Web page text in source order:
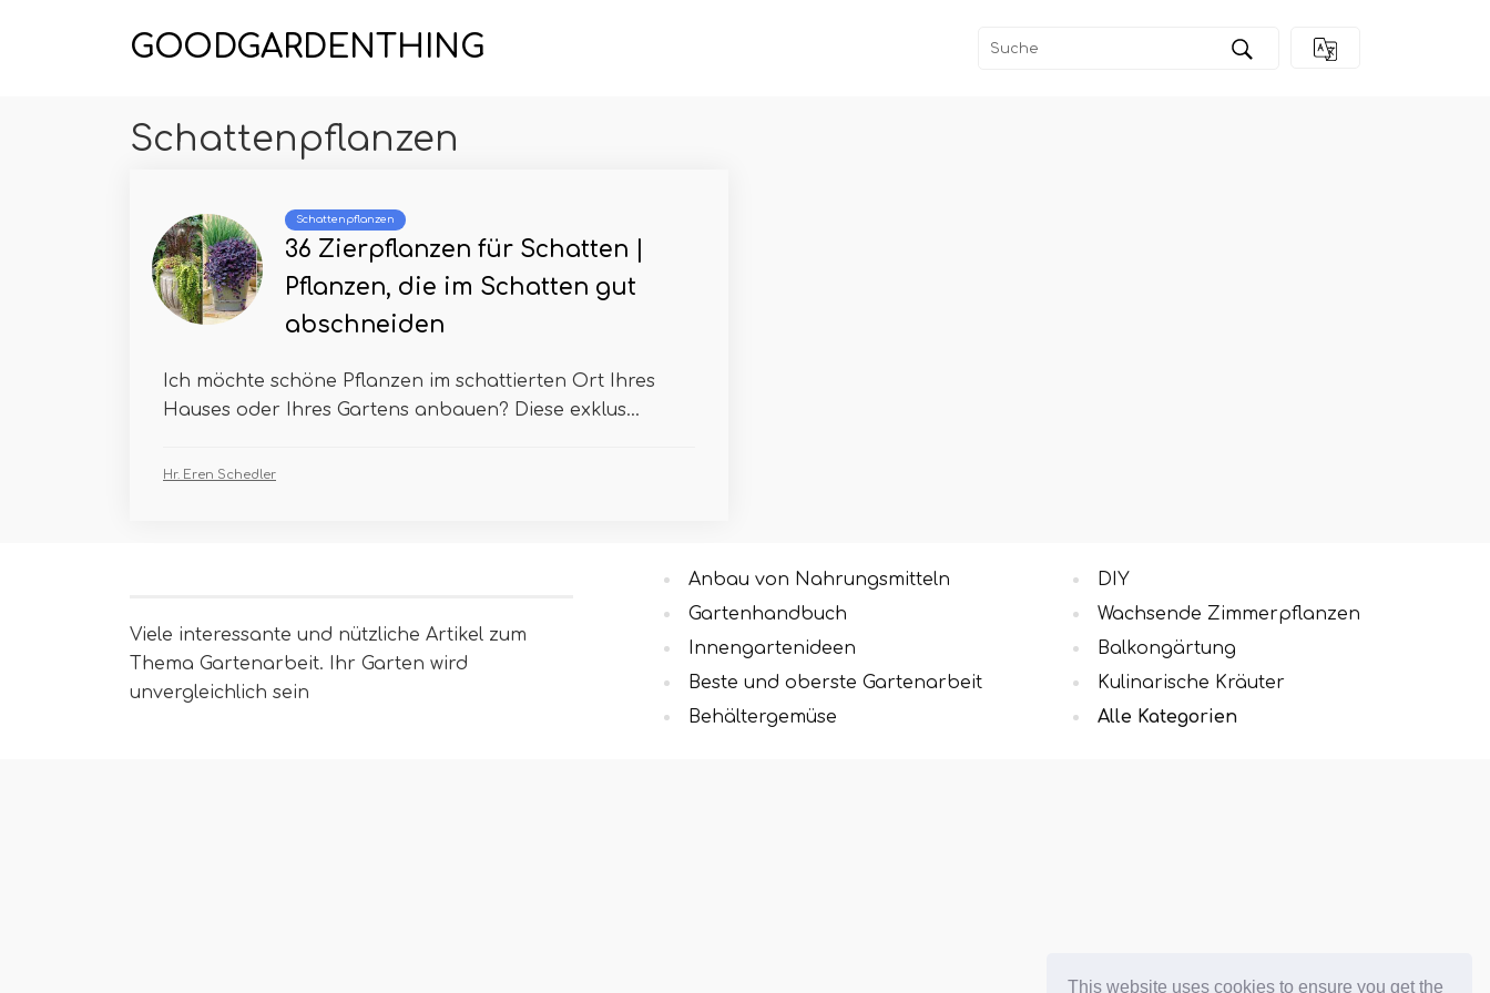
This website uses cookies to ensure you get the
GOODGARDENTHING
Schattenpflanzen
Schattenpflanzen
36 Zierpflanzen für Schatten |
Pflanzen, die im Schatten gut
abschneiden
Ich möchte schöne Pflanzen im schattierten Ort Ihres
Hauses oder Ihres Gartens anbauen? Diese exklus...
Hr. Eren Schedler
Viele interessante und nützliche Artikel zum
Thema Gartenarbeit. Ihr Garten wird
unvergleichlich sein
Anbau von Nahrungsmitteln
Gartenhandbuch
Innengartenideen
Beste und oberste Gartenarbeit
Behältergemüse
DIY
Wachsende Zimmerpflanzen
Balkongärtung
Kulinarische Kräuter
Alle Kategorien